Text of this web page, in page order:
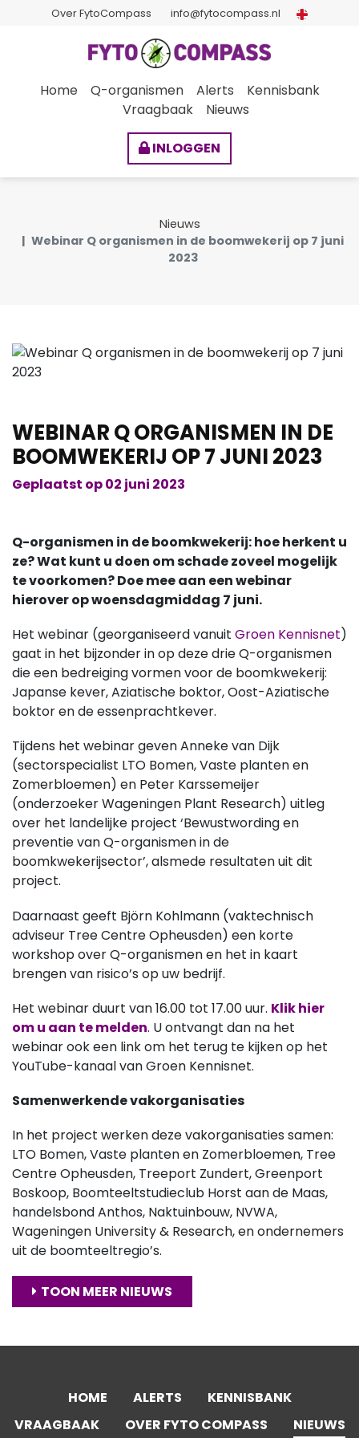
Over FytoCompass info@fytocompass.nl
Home Q-organismen Alerts
Kennisbank
Vraagbaak
Nieuws
INLOGGEN
Nieuws
Webinar Q organismen in de boomwekerij op 7 juni
2023
WEBINAR Q ORGANISMEN IN DE
BOOMWEKERIJ OP 7 JUNI 2023
Geplaatst op 02 juni 2023
Q-organismen in de boomkwekerij: hoe herkent u
ze? Wat kunt u doen om schade zoveel mogelijk
te voorkomen? Doe mee aan een webinar
hierover op woensdagmiddag 7 juni.
Het webinar (georganiseerd vanuit Groen Kennisnet)
gaat in het bijzonder in op deze drie Q-organismen
die een bedreiging vormen voor de boomkwekerij:
Japanse kever, Aziatische boktor, Oost-Aziatische
boktor en de essenprachtkever.
Tijdens het webinar geven Anneke van Dijk
(sectorspecialist LTO Bomen, Vaste planten en
Zomerbloemen) en Peter Karssemeijer
(onderzoeker Wageningen Plant Research) uitleg
over het landelijke project ‘Bewustwording en
preventie van Q-organismen in de
boomkwekerijsector’, alsmede resultaten uit dit
project.
Daarnaast geeft Björn Kohlmann (vaktechnisch
adviseur Tree Centre Opheusden) een korte
workshop over Q-organismen en het in kaart
brengen van risico’s op uw bedrijf.
Het webinar duurt van 16.00 tot 17.00 uur. Klik hier
om u aan te melden. U ontvangt dan na het
webinar ook een link om het terug te kijken op het
YouTube-kanaal van Groen Kennisnet.
Samenwerkende vakorganisaties
In het project werken deze vakorganisaties samen:
LTO Bomen, Vaste planten en Zomerbloemen, Tree
Centre Opheusden, Treeport Zundert, Greenport
Boskoop, Boomteeltstudieclub Horst aan de Maas,
handelsbond Anthos, Naktuinbouw, NVWA,
Wageningen University & Research, en ondernemers
uit de boomteeltregio’s.
TOON MEER NIEUWS
HOME ALERTS
KENNISBANK
VRAAGBAAK
OVER FYTO COMPASS NIEUWS